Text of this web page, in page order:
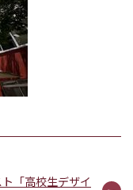
「高校生デザイ